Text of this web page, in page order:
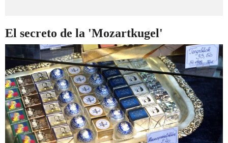
El secreto de la 'Mozartkugel'